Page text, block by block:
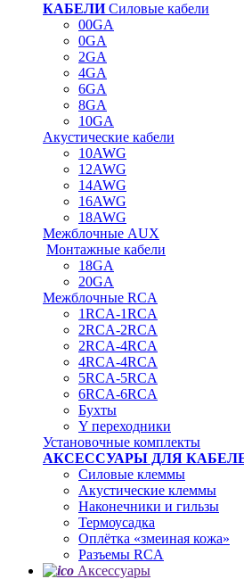
КАБЕЛИСиловые кабели
00GA
0GA
2GA
4GA
6GA
8GA
10GA
Акустические кабели
10AWG
12AWG
14AWG
16AWG
18AWG
Межблочные AUX
Монтажные кабели
18GA
20GA
Межблочные RCA
1RCA-1RCA
2RCA-2RCA
2RCA-4RCA
4RCA-4RCA
5RCA-5RCA
6RCA-6RCA
Бухты
Y переходники
Установочные комплекты
АКСЕССУАРЫ ДЛЯ
Силовые клеммы
Акустические клеммы
Наконечники и гильзы
Термоусадка
Oплётка «змеиная кожа»
Разъемы RCA
Аксессуары